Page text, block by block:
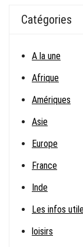
Catégories
A la une
Afrique
Amériques
Asie
Europe
France
Inde
Les infos
loisirs